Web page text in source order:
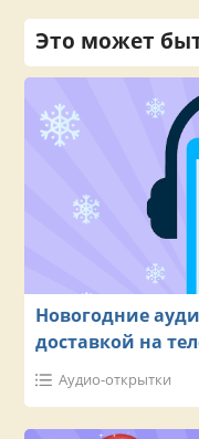
Это может
Новогодние
доставкой на
Аудио-открытки